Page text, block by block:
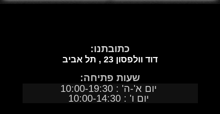
כתובתנו:
דוד וולפסון 23 , תל אביב
שעות פתיחה:
יום א'-ה' : 10:00-19:30
יום ו' : 10:00-14:30